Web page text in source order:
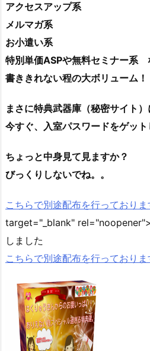
アクセスアップ系
メルマガ系
お小遣い系
特別単価ASPや無料セミナー系
書ききれない程の大ボリューム！
まさに特典武器庫（秘密サイト）
今すぐ、入室パスワードをゲット
ちょっと中身見て見ますか？
びっくりしないでね。。
こちらで別途配布を行っており
target="_blank"
しました
こちらで別途配布を行っており